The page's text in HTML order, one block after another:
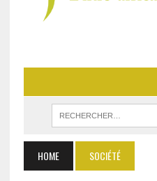
HOME SOCIÉTÉ